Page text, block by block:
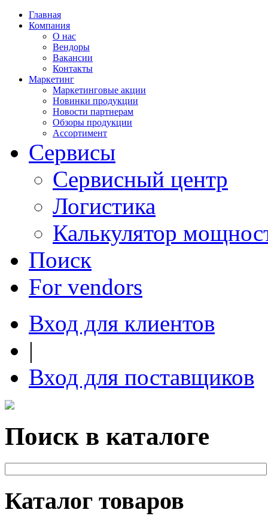
Главная
Компания
О нас
Вендоры
Вакансии
Контакты
Маркетинг
Маркетинговые акции
Новинки продукции
Новости партнерам
Обзоры продукции
Ассортимент
Сервисы
Сервисный центр
Логистика
Калькулятор
Поиск
For vendors
Вход для клиентов
|
Вход для поставщиков
Поиск в каталоге
Каталог товаров